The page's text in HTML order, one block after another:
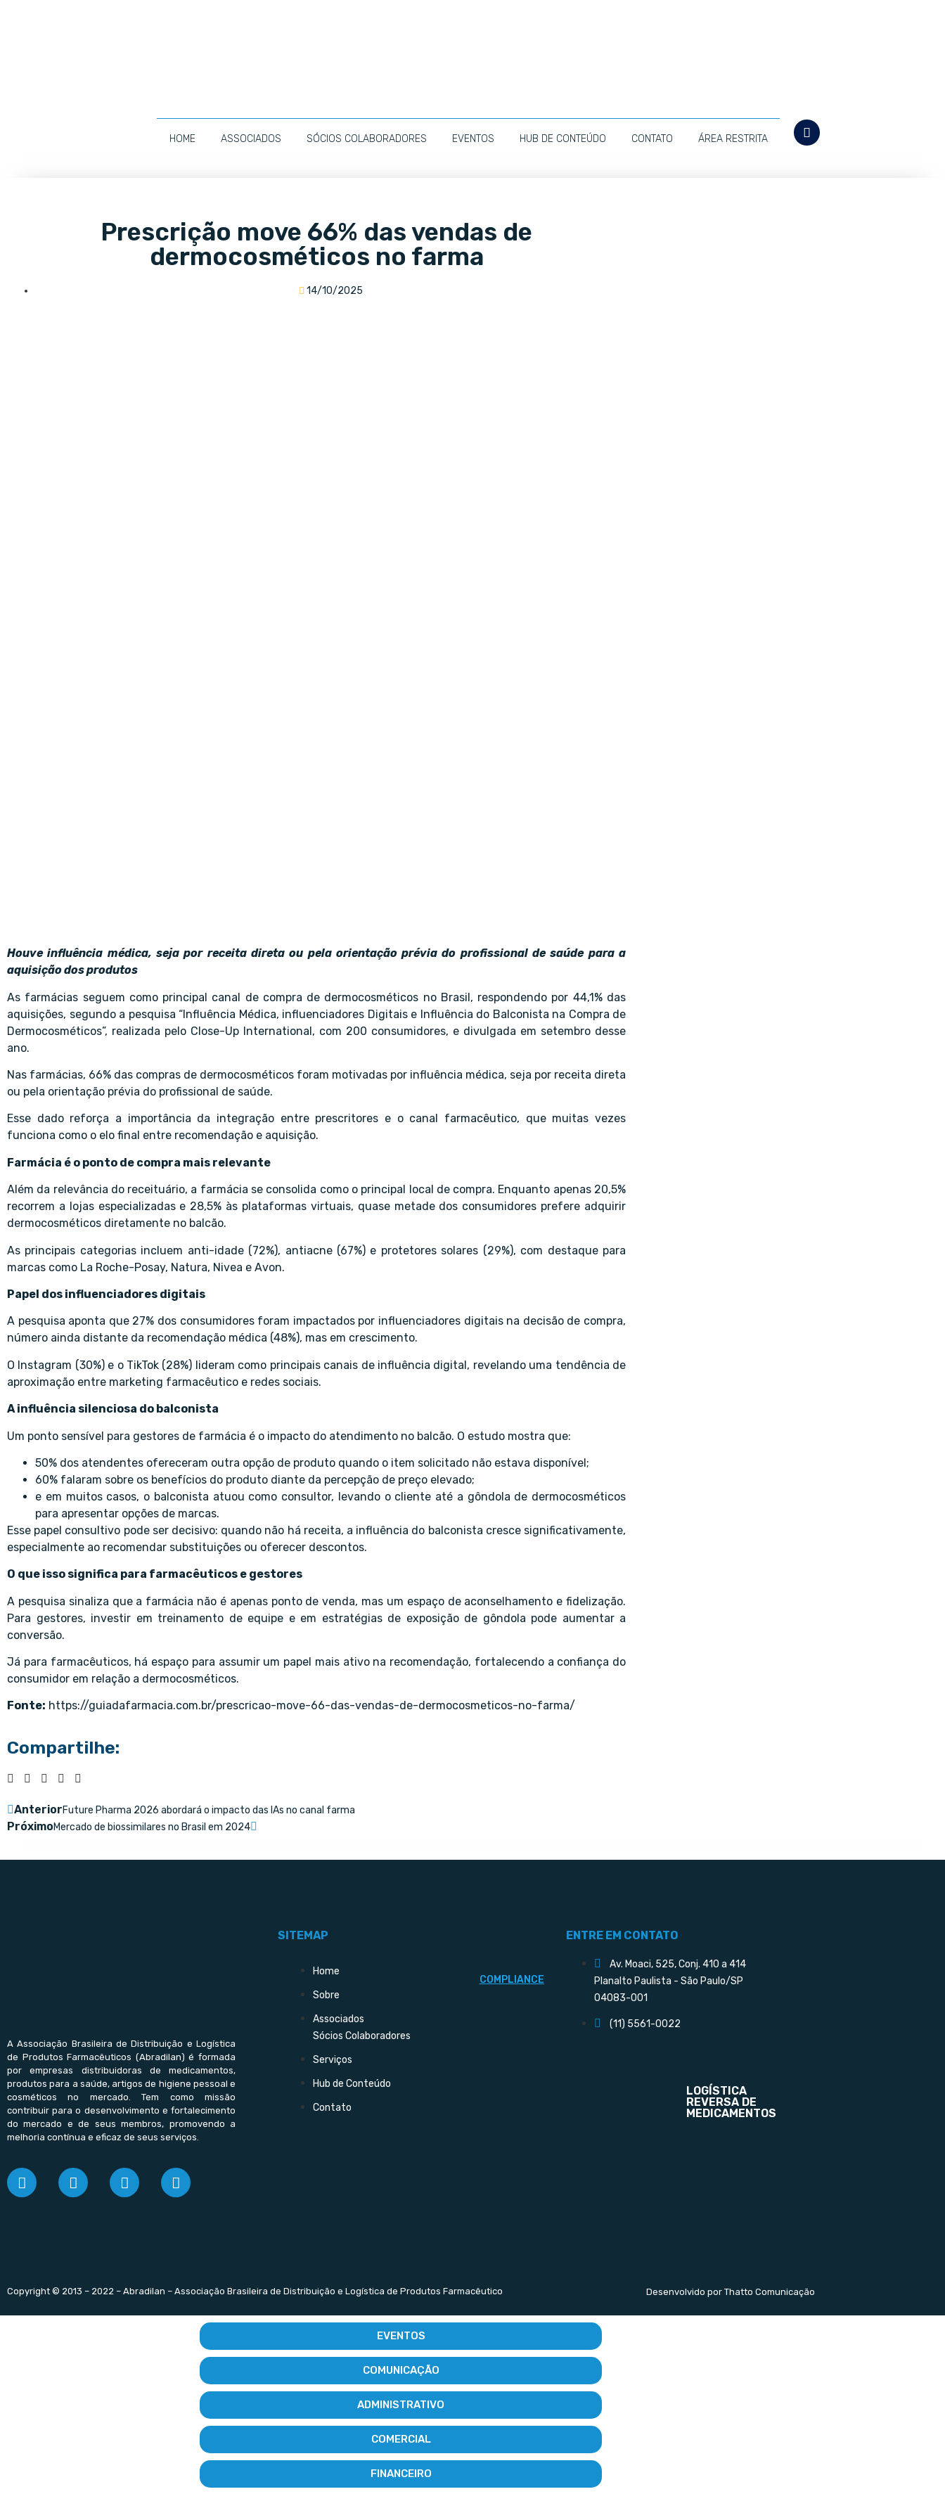
HOME ASSOCIADOS SÓCIOS COLABORADORES EVENTOS HUB DE CONTEÚDO CONTATO ÁREA RESTRITA
Prescrição move 66% das vendas de
dermocosméticos no farma
14/10/2025
Houve influência médica, seja por receita direta ou pela orientação prévia do profissional de saúde para a
aquisição dos produtos
As farmácias seguem como principal canal de compra de dermocosméticos no Brasil, respondendo por 44,1% das
aquisições, segundo a pesquisa “Influência Médica, influenciadores Digitais e Influência do Balconista na Compra de
Dermocosméticos”, realizada pelo Close-Up International, com 200 consumidores, e divulgada em setembro desse
ano.
Nas farmácias, 66% das compras de dermocosméticos foram motivadas por influência médica, seja por receita direta
ou pela orientação prévia do profissional de saúde.
Esse dado reforça a importância da integração entre prescritores e o canal farmacêutico, que muitas vezes
funciona como o elo final entre recomendação e aquisição.
Farmácia é o ponto de compra mais relevante
Além da relevância do receituário, a farmácia se consolida como o principal local de compra. Enquanto apenas 20,5%
recorrem a lojas especializadas e 28,5% às plataformas virtuais, quase metade dos consumidores prefere adquirir
dermocosméticos diretamente no balcão.
As principais categorias incluem anti-idade (72%), antiacne (67%) e protetores solares (29%), com destaque para
marcas como La Roche-Posay, Natura, Nivea e Avon.
Papel dos influenciadores digitais
A pesquisa aponta que 27% dos consumidores foram impactados por influenciadores digitais na decisão de compra,
número ainda distante da recomendação médica (48%), mas em crescimento.
O Instagram (30%) e o TikTok (28%) lideram como principais canais de influência digital, revelando uma tendência de
aproximação entre marketing farmacêutico e redes sociais.
A influência silenciosa do balconista
Um ponto sensível para gestores de farmácia é o impacto do atendimento no balcão. O estudo mostra que:
50% dos atendentes ofereceram outra opção de produto quando o item solicitado não estava disponível;
60% falaram sobre os benefícios do produto diante da percepção de preço elevado;
e em muitos casos, o balconista atuou como consultor, levando o cliente até a gôndola de dermocosméticos
para apresentar opções de marcas.
Esse papel consultivo pode ser decisivo: quando não há receita, a influência do balconista cresce significativamente,
especialmente ao recomendar substituições ou oferecer descontos.
O que isso significa para farmacêuticos e gestores
A pesquisa sinaliza que a farmácia não é apenas ponto de venda, mas um espaço de aconselhamento e fidelização.
Para gestores, investir em treinamento de equipe e em estratégias de exposição de gôndola pode aumentar a
conversão.
Já para farmacêuticos, há espaço para assumir um papel mais ativo na recomendação, fortalecendo a confiança do
consumidor em relação a dermocosméticos.
Fonte: https://guiadafarmacia.com.br/prescricao-move-66-das-vendas-de-dermocosmeticos-no-farma/
Compartilhe:
AnteriorFuture Pharma 2026 abordará o impacto das IAs no canal farma
PróximoMercado de biossimilares no Brasil em 2024
A Associação Brasileira de Distribuição e Logística
de Produtos Farmacêuticos (Abradilan) é formada
por empresas distribuidoras de medicamentos,
produtos para a saúde, artigos de higiene pessoal e
cosméticos no mercado. Tem como missão
contribuir para o desenvolvimento e fortalecimento
do mercado e de seus membros, promovendo a
melhoria contínua e eficaz de seus serviços.
SITEMAP
Home
Sobre
Associados
Sócios Colaboradores
Serviços
Hub de Conteúdo
Contato
COMPLIANCE
ENTRE EM CONTATO
Av. Moaci, 525, Conj. 410 a 414
Planalto Paulista - São Paulo/SP
04083-001
(11) 5561-0022
LOGÍSTICA
REVERSA DE
MEDICAMENTOS
Copyright © 2013 – 2022 – Abradilan – Associação Brasileira de Distribuição e Logística de Produtos Farmacêutico Desenvolvido por Thatto Comunicação
EVENTOS
COMUNICAÇÃO
ADMINISTRATIVO
COMERCIAL
FINANCEIRO